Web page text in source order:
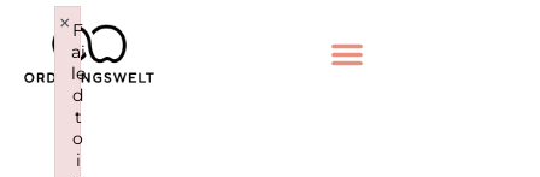
F
ai
le
d
t
o
i
×